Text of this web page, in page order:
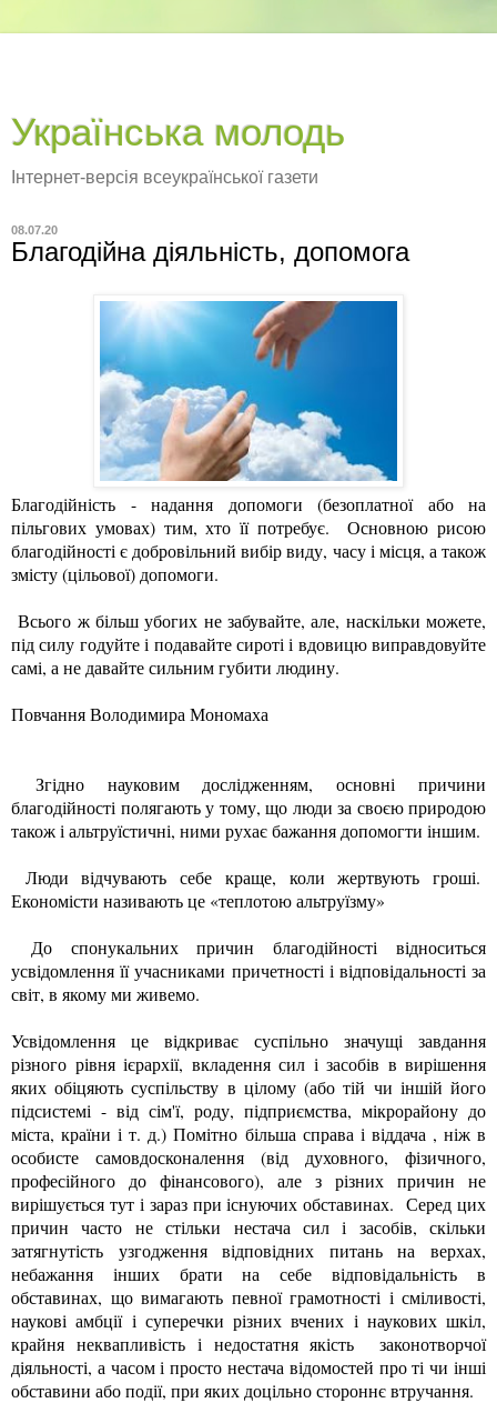
Українська молодь
Інтернет-версія всеукраїнської газети
08.07.20
Благодійна діяльність, допомога
Благодійність - надання допомоги (безоплатної або на
пільгових умовах) тим, хто її потребує. Основною рисою
благодійності є добровільний вибір виду, часу і місця, а також
змісту (цільової) допомоги.
Всього ж більш убогих не забувайте, але, наскільки можете,
під силу годуйте і подавайте сироті і вдовицю виправдовуйте
самі, а не давайте сильним губити людину.
Повчання Володимира Мономаха
Згідно науковим дослідженням, основні причини
благодійності полягають у тому, що люди за своєю природою
також і альтруїстичні, ними рухає бажання допомогти іншим.
Люди відчувають себе краще, коли жертвують гроші.
Економісти називають це «теплотою альтруїзму»
До спонукальних причин благодійності відноситься
усвідомлення її учасниками причетності і відповідальності за
світ, в якому ми живемо.
Усвідомлення це відкриває суспільно значущі завдання
різного рівня ієрархії, вкладення сил і засобів в вирішення
яких обіцяють суспільству в цілому (або тій чи іншій його
підсистемі - від сім'ї, роду, підприємства, мікрорайону до
міста, країни і т. д.) Помітно більша справа і віддача , ніж в
особисте самовдосконалення (від духовного, фізичного,
професійного до фінансового), але з різних причин не
вирішується тут і зараз при існуючих обставинах. Серед цих
причин часто не стільки нестача сил і засобів, скільки
затягнутість узгодження відповідних питань на верхах,
небажання інших брати на себе відповідальність в
обставинах, що вимагають певної грамотності і сміливості,
наукові амбції і суперечки різних вчених і наукових шкіл,
крайня неквапливість і недостатня якість законотворчої
діяльності, а часом і просто нестача відомостей про ті чи інші
обставини або події, при яких доцільно стороннє втручання.